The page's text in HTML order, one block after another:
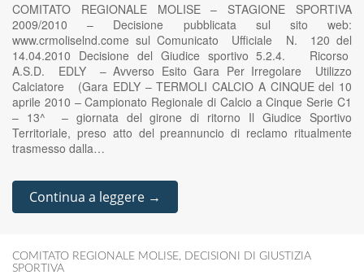
COMITATO REGIONALE MOLISE – STAGIONE SPORTIVA
2009/2010 – Decisione pubblicata sul sito web:
www.crmoliselnd.come sul Comunicato Ufficiale N. 120 del
14.04.2010 Decisione del Giudice sportivo 5.2.4. Ricorso
A.S.D. EDLY – Avverso Esito Gara Per Irregolare Utilizzo
Calciatore (Gara EDLY – TERMOLI CALCIO A CINQUE del 10
aprile 2010 – Campionato Regionale di Calcio a Cinque Serie C1
– 13^ – giornata del girone di ritorno Il Giudice Sportivo
Territoriale, preso atto del preannuncio di reclamo ritualmente
trasmesso dalla…
Continua a leggere →
COMITATO REGIONALE MOLISE, DECISIONI DI GIUSTIZIA
SPORTIVA